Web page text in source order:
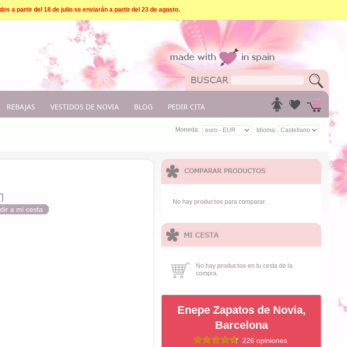
a partir del 18 de julio se enviarán a partir del 23 de agosto.
REBAJAS VESTIDOS DE NOVIA BLOG PEDIR CITA
Idioma:
Moneda:
a mi cesta
No hay productos para comparar.
No hay productos en tu cesta de la
compra.
Enepe Zapatos de Novia,
Barcelona
226 opiniones